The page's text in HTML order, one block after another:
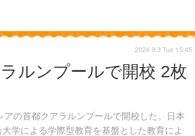
ルンプールで開校 2枚
の首都クアラルンプールで開校した。日本
学による学際型教育を基盤とした教育によ
2024.9.3 Tue 15:45